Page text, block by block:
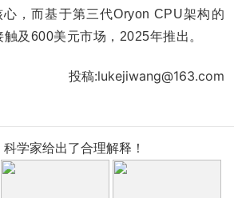
，而基于第三代Oryon CPU架构的
及600美元市场，2025年推出。
投稿:lukejiwang@163.com
学家给出了合理解释！